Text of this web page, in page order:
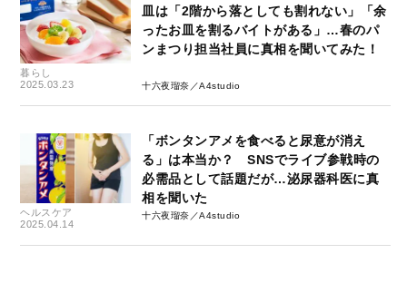
暮らし
2025.03.23
皿は「2階から落としても割れない」「余
ったお皿を割るバイトがある」…春のパ
ンまつり担当社員に真相を聞いてみた！
十六夜瑠奈／A4studio
ヘルスケア
2025.04.14
「ボンタンアメを食べると尿意が消え
る」は本当か？ SNSでライブ参戦時の
必需品として話題だが…泌尿器科医に真
相を聞いた
十六夜瑠奈／A4studio